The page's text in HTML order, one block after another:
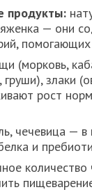
продукты:
— они
(морковь,
злаки
рост
чечевица — в
и